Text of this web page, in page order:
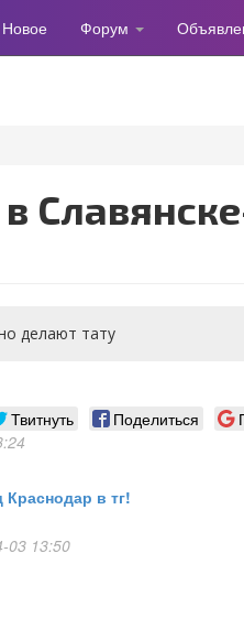
Новое Форум
делают тату
Твитнуть Поделиться
в тг!
03 13:50